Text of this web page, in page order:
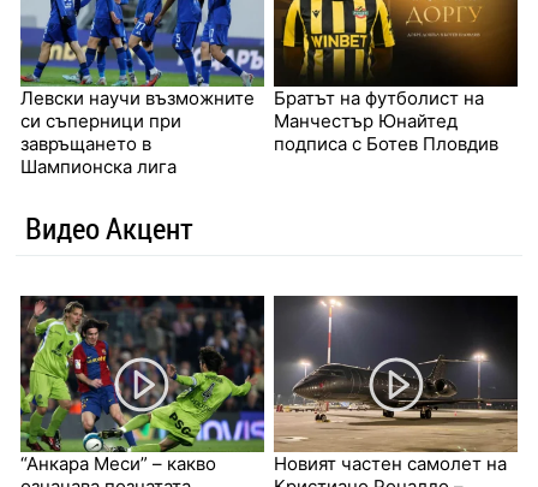
Левски научи възможните
си съперници при
завръщането в
Шампионска лига
Братът на футболист на
Манчестър Юнайтед
подписа с Ботев Пловдив
Видео Акцент
“Анкара Меси” – какво
Новият частен самолет на